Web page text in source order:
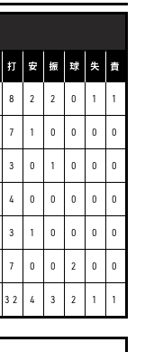
打 安 振 球 失 責
8 2 2 0 1 1
7 1 0 0 0 0
3 0 1 0 0 0
4 0 0 0 0 0
3 1 0 0 0 0
7 0 0 2 0 0
32 4 3 2 1 1